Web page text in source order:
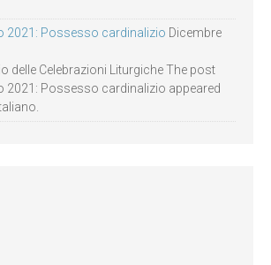
2021: Possesso cardinalizio Dicembre
delle Celebrazioni Liturgiche The post
2021: Possesso cardinalizio appeared